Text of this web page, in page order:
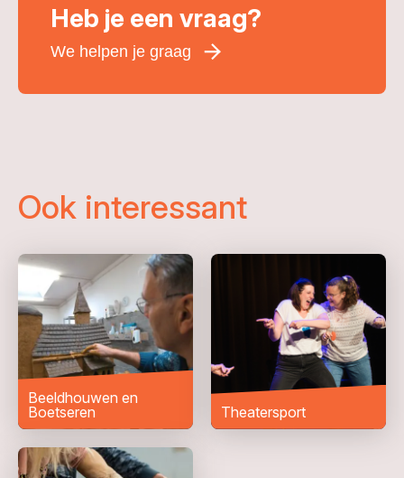
Heb je een vraag?
We helpen je graag
E-mailadres
Telefoonnummer
Woonplaats*
Bericht*
Ook interessant
Beeldhouwen en
Boetseren
Theatersport